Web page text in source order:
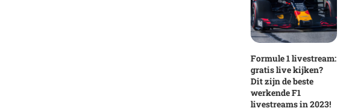
Formule 1 livestream:
gratis live kijken?
Dit zijn de beste
werkende F1
livestreams in 2023!